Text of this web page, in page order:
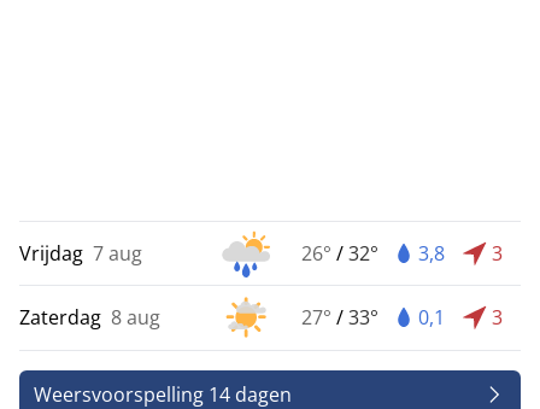
Vrijdag 7 aug 26° /32° 3,8 3
Zaterdag 8 aug 27° /33° 0,1 3
Weersvoorspelling 14 dagen